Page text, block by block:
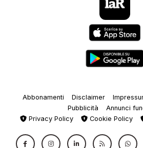
Abbonamenti Disclaimer
Pubblicità
Annunci
Privacy Policy
Cookie Policy